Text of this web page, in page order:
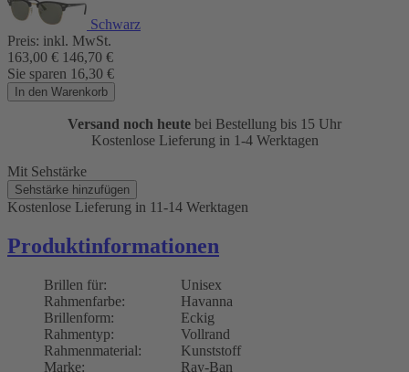
Schwarz
Preis: inkl. MwSt.
163,00 € 146,70 €
Sie sparen 16,30 €
In den Warenkorb
Versand noch heute bei Bestellung bis 15 Uhr
Kostenlose Lieferung in 1-4 Werktagen
Mit Sehstärke
Sehstärke hinzufügen
Kostenlose Lieferung in 11-14 Werktagen
Produktinformationen
Brillen für:
Unisex
Rahmenfarbe:
Havanna
Brillenform:
Eckig
Rahmentyp:
Vollrand
Rahmenmaterial:
Kunststoff
Marke:
Ray-Ban